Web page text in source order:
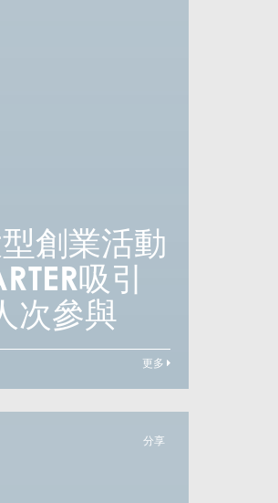
、再嘗試
三部曲
創業活動
吸引
次參與
更多
分享